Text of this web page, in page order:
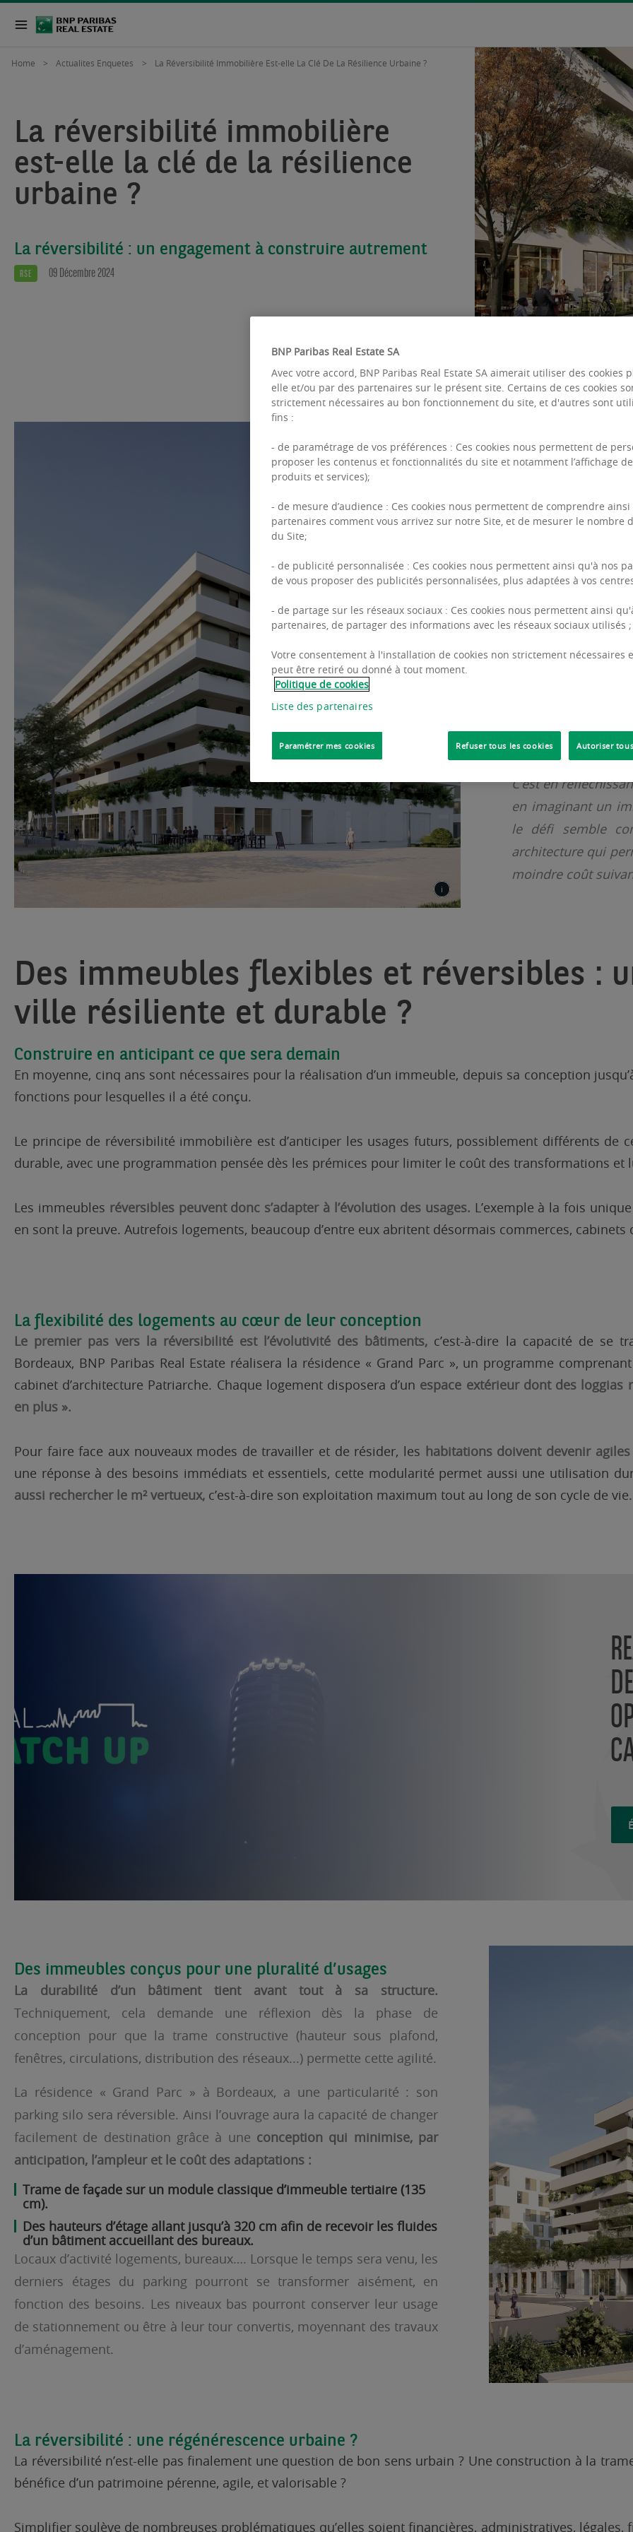
Home Actualites Enquetes La Réversibilité Immobilière Est-elle La Clé De La Résilience Urbaine ?
La réversibilité immobilière
est-elle la clé de la résilience
urbaine ?
La réversibilité : un engagement à construire autrement
RSE 09 Décembre 2024
Les besoins des
rythme ardu à
d’études,
difficilement
autrement ?
pourquoi le
c’est-à-dire la
usages futurs, est-
L’immeuble idéal
sens large du
son activité et
imaginer un
également
valeur d’usage, et
C’est en
en imaginant un
le défi semble
architecture qui
moindre coût
Des immeubles flexibles et réversibles :
ville résiliente et durable ?
Construire en anticipant ce que sera demain
En moyenne, cinq ans sont nécessaires pour la réalisation d’un immeuble, depuis sa conception
fonctions pour lesquelles il a été conçu.
Le principe de réversibilité immobilière est d’anticiper les usages futurs, possiblement différents de
durable, avec une programmation pensée dès les prémices pour limiter le coût des transformations et
Les immeubles réversibles peuvent donc s’adapter à l’évolution des usages. L’exemple à la fois
en sont la preuve. Autrefois logements, beaucoup d’entre eux abritent désormais commerces, cabinets
La flexibilité des logements au cœur de leur conception
Le premier pas vers la réversibilité est l’évolutivité des bâtiments, c’est-à-dire la capacité de se
Bordeaux, BNP Paribas Real Estate réalisera la résidence « Grand Parc », un programme
cabinet d’architecture Patriarche. Chaque logement disposera d’un espace extérieur dont des
en plus ».
Pour faire face aux nouveaux modes de travailler et de résider, les habitations doivent devenir agiles
une réponse à des besoins immédiats et essentiels, cette modularité permet aussi une utilisation
aussi rechercher le m² vertueux, c’est-à-dire son exploitation maximum tout au long de son cycle de vie.
Des immeubles conçus pour une pluralité d’usages
La durabilité d’un bâtiment tient avant tout à sa structure.
Techniquement, cela demande une réflexion dès la phase de
conception pour que la trame constructive (hauteur sous plafond,
fenêtres, circulations, distribution des réseaux...) permette cette agilité.
La résidence « Grand Parc » à Bordeaux, a une particularité : son
parking silo sera réversible. Ainsi l’ouvrage aura la capacité de changer
facilement de destination grâce à une conception qui minimise, par
anticipation, l’ampleur et le coût des adaptations :
Trame de façade sur un module classique d’immeuble tertiaire (135
cm).
Des hauteurs d’étage allant jusqu’à 320 cm afin de recevoir les fluides
d’un bâtiment accueillant des bureaux.
Locaux d’activité logements, bureaux…. Lorsque le temps sera venu, les
derniers étages du parking pourront se transformer aisément, en
fonction des besoins. Les niveaux bas pourront conserver leur usage
de stationnement ou être à leur tour convertis, moyennant des travaux
d’aménagement.
La réversibilité : une régénérescence urbaine ?
La réversibilité n’est-elle pas finalement une question de bon sens urbain ? Une construction à la
bénéfice d’un patrimoine pérenne, agile, et valorisable ?
Simplifier soulève de nombreuses problématiques qu’elles soient financières, administratives,
BNP Paribas Real Estate SA
Avec votre accord, BNP Paribas Real Estate SA aimerait utiliser des cookies
elle et/ou par des partenaires sur le présent site. Certains de ces cookies
strictement nécessaires au bon fonctionnement du site, et d'autres sont
fins :
- de paramétrage de vos préférences : Ces cookies nous permettent de
proposer les contenus et fonctionnalités du site et notamment l’affichage
produits et services);
- de mesure d’audience : Ces cookies nous permettent de comprendre
partenaires comment vous arrivez sur notre Site, et de mesurer le nombre
du Site;
- de publicité personnalisée : Ces cookies nous permettent ainsi qu'à nos
de vous proposer des publicités personnalisées, plus adaptées à vos
- de partage sur les réseaux sociaux : Ces cookies nous permettent ainsi
partenaires, de partager des informations avec les réseaux sociaux utilisés ;
Votre consentement à l'installation de cookies non strictement nécessaires
peut être retiré ou donné à tout moment.
Politique de cookies
Liste des partenaires
Paramétrer mes cookies Refuser tous les cookies Autoriser